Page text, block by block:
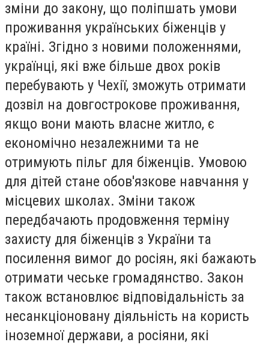
зміни до закону, що поліпшать умови
проживання українських біженців у
країні. Згідно з новими положеннями,
українці, які вже більше двох років
перебувають у Чехії, зможуть отримати
дозвіл на довгострокове проживання,
якщо вони мають власне житло, є
економічно незалежними та не
отримують пільг для біженців. Умовою
для дітей стане обов'язкове навчання у
місцевих школах. Зміни також
передбачають продовження терміну
захисту для біженців з України та
посилення вимог до росіян, які бажають
отримати чеське громадянство. Закон
також встановлює відповідальність за
несанкціоновану діяльність на користь
іноземної держави, а росіяни, які